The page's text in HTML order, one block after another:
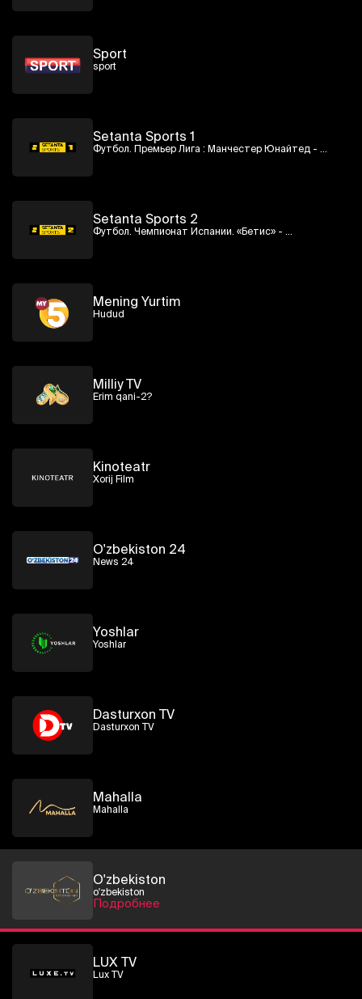
Sport
sport
Setanta Sports 1
Футбол. Премьер Лига : Манчестер Юнайтед -
Setanta Sports 2
Футбол. Чемпионат Испании. «Бетис» -
Mening Yurtim
Hudud
Milliy TV
Erim qani-2?
Kinoteatr
Xorij Film
O'zbekiston 24
News 24
Yoshlar
Yoshlar
Dasturxon TV
Dasturxon TV
Mahalla
Mahalla
O'zbekiston
o'zbekiston
Подробнее
LUX TV
Lux TV